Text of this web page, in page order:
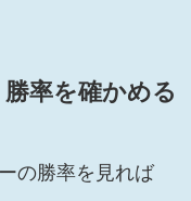
率を確かめる
の勝率を見れば